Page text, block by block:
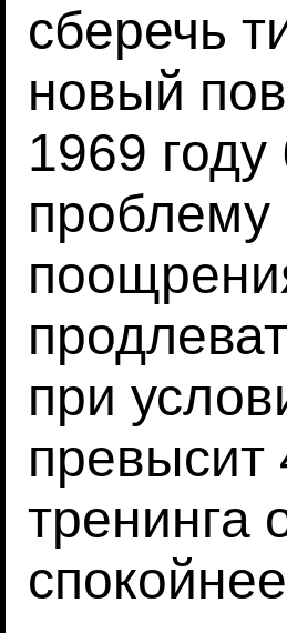
сберечь
новый
1969
проблему
при
превысит
тренинга